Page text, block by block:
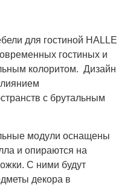
для гостиной HALLE
гостиных и
колоритом. Дизайн
с брутальным
модули оснащены
и опираются на
С ними будут
декора в